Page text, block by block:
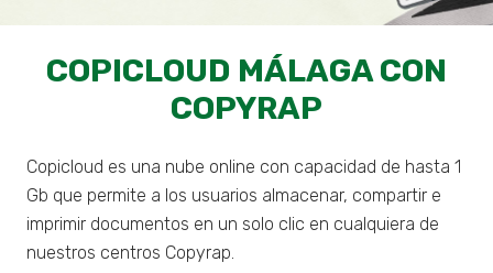
COPICLOUD MÁLAGA CON
COPYRAP
Copicloud es una nube online con capacidad de hasta 1
Gb que permite a los usuarios almacenar, compartir e
imprimir documentos en un solo clic en cualquiera de
nuestros centros Copyrap.